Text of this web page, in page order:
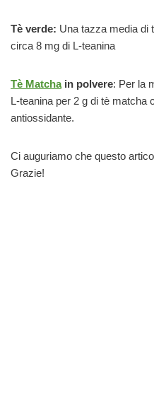
Tè verde: Una tazza media di
circa 8 mg di L-teanina
Tè Matcha in polvere: Per la
L-teanina per 2 g di tè matcha
antiossidante.
Ci auguriamo che questo
Grazie!